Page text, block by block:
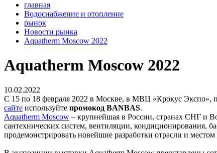
главная
Водоснабжение и отопление
рынок
Новости рынка
Aquatherm Moscow 2022
Aquatherm Moscow 2022
10.02.2022
С 15 по 18 февраля 2022 в Москве, в МВЦ «Крокус Экспо»,
сайте используйте промокод BANBAS.
Aquatherm Moscow – крупнейшая в России, странах СНГ и
сантехнических систем, вентиляции, кондиционирования,
продемонстрировать новейшие разработки отрасли и